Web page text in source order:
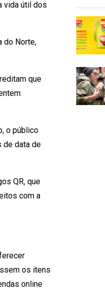
vida útil dos
do Norte,
que
o público
de data de
QR, que
com a
os itens
online